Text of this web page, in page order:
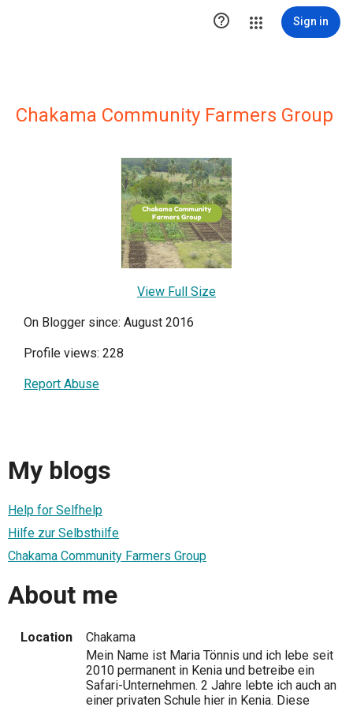
 Sign in
Chakama Community Farmers Group
View Full Size
On Blogger since: August 2016
Profile views: 228
Report Abuse
My blogs
Help for Selfhelp
Hilfe zur Selbsthilfe
Chakama Community Farmers Group
About me
Location
Chakama
Mein Name ist Maria Tönnis und ich lebe seit
2010 permanent in Kenia und betreibe ein
Safari-Unternehmen. 2 Jahre lebte ich auch an
einer privaten Schule hier in Kenia. Diese